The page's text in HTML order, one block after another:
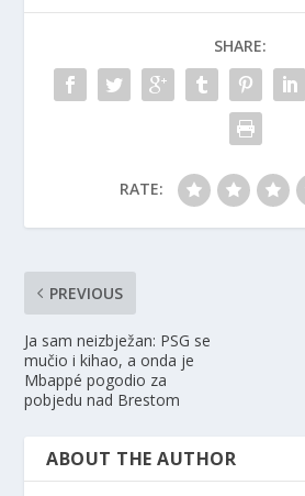
SHARE:
RATE:
PREVIOUS
Ja sam neizbježan: PSG se
mučio i kihao, a onda je
Mbappé pogodio za
pobjedu nad Brestom
ABOUT THE AUTHOR